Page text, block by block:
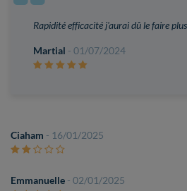
Rapidité efficacité j'aurai dû le faire
Martial - 01/07/2024
Ciaham - 16/01/2025
Emmanuelle - 02/01/2025